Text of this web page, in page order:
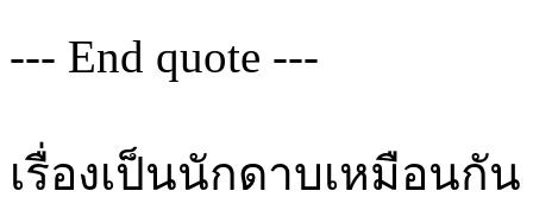
--- End quote ---
เรื่องเป็นนักดาบเหมือนกั